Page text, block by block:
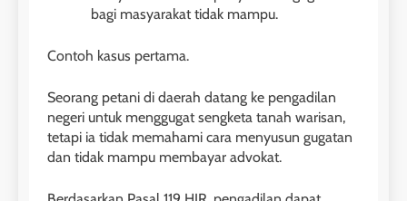
bagi masyarakat tidak mampu.
Contoh kasus pertama.
Seorang petani di daerah datang ke pengadilan
negeri untuk menggugat sengketa tanah warisan,
tetapi ia tidak memahami cara menyusun gugatan
dan tidak mampu membayar advokat.